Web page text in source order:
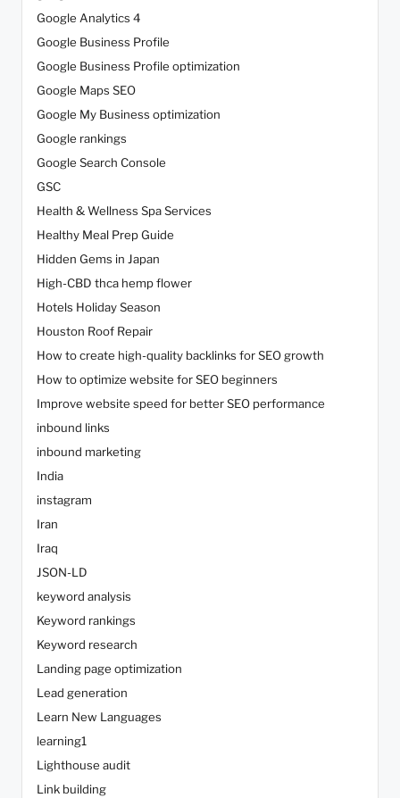
Google Analytics 4
Google Business Profile
Google Business Profile optimization
Google Maps SEO
Google My Business optimization
Google rankings
Google Search Console
GSC
Health & Wellness Spa Services
Healthy Meal Prep Guide
Hidden Gems in Japan
High-CBD thca hemp flower
Hotels Holiday Season
Houston Roof Repair
How to create high-quality backlinks for SEO growth
How to optimize website for SEO beginners
Improve website speed for better SEO performance
inbound links
inbound marketing
India
instagram
Iran
Iraq
JSON-LD
keyword analysis
Keyword rankings
Keyword research
Landing page optimization
Lead generation
Learn New Languages
learning1
Lighthouse audit
Link building